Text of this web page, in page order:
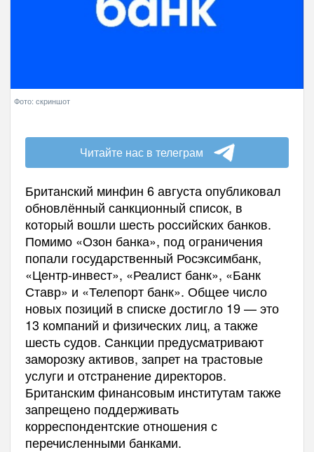
Фото: скриншот
Читайте нас в телеграм
Британский минфин 6 августа опубликовал
обновлённый санкционный список, в
который вошли шесть российских банков.
Помимо «Озон банка», под ограничения
попали государственный Росэксимбанк,
«Центр-инвест», «Реалист банк», «Банк
Ставр» и «Телепорт банк». Общее число
новых позиций в списке достигло 19 — это
13 компаний и физических лиц, а также
шесть судов. Санкции предусматривают
заморозку активов, запрет на трастовые
услуги и отстранение директоров.
Британским финансовым институтам также
запрещено поддерживать
корреспондентские отношения с
перечисленными банками.